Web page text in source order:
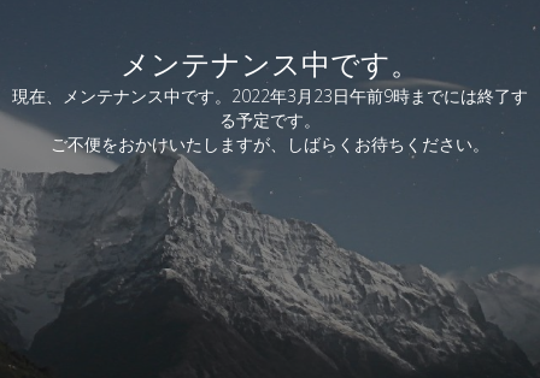
メンテナンス中です。
現在、メンテナンス中です。2022年3月23日午前9時までには終了す
る予定です。
ご不便をおかけいたしますが、しばらくお待ちください。